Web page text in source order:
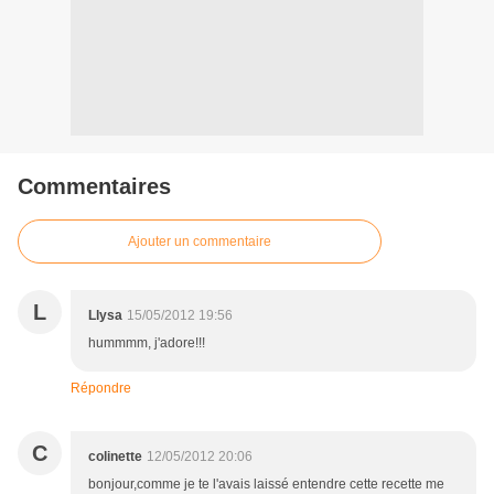
Commentaires
Ajouter un commentaire
L Llysa 15/05/2012 19:56
hummmm, j'adore!!!
Répondre
C colinette 12/05/2012 20:06
bonjour,comme je te l'avais laissé entendre cette recette me